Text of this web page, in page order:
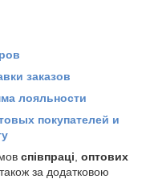
заказов
лояльности
покупателей и
співпраці оптових
також за додатковою